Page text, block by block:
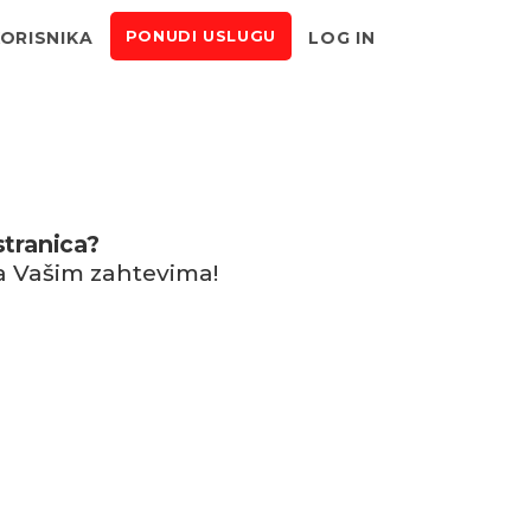
PONUDI USLUGU LOG IN
zahtevima!